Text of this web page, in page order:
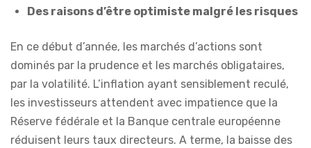
Des raisons d’être optimiste malgré les risques
En ce début d’année, les marchés d’actions sont
dominés par la prudence et les marchés obligataires,
par la volatilité. L’inflation ayant sensiblement reculé,
les investisseurs attendent avec impatience que la
Réserve fédérale et la Banque centrale européenne
réduisent leurs taux directeurs. A terme, la baisse des